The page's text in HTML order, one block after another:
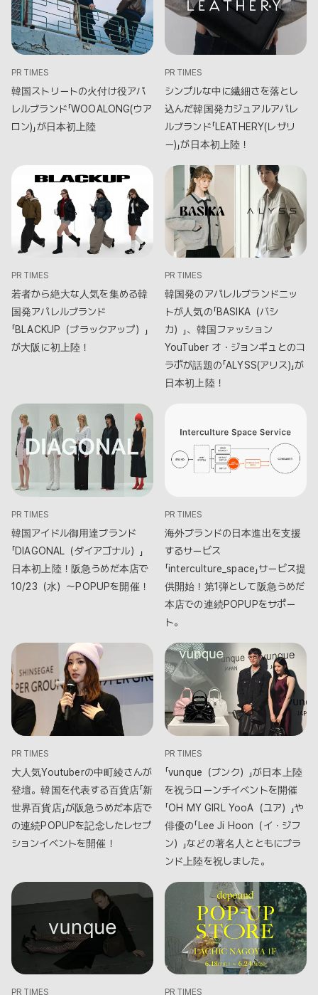
PR TIMES
韓国ストリートの火付け役アパ
レルブランド「WOOALONG(ウア
ロン)」が日本初上陸
PR TIMES
シンプルな中に繊細さを落とし
込んだ韓国発カジュアルアパレ
ルブランド「LEATHERY(レザリ
ー)」が日本初上陸！
PR TIMES
若者から絶大な人気を集める韓
国発アパレルブランド
「BLACKUP（ブラックアップ）」
が大阪に初上陸！
PR TIMES
韓国発のアパレルブランドニッ
トが人気の「BASIKA（バシ
カ）」、韓国ファッション
YouTuber オ・ジョンギュとのコ
ラボが話題の「ALYSS(アリス)」が
日本初上陸！
PR TIMES
韓国アイドル御用達ブランド
「DIAGONAL（ダイアゴナル）」
日本初上陸！阪急うめだ本店で
10/23（水）〜POPUPを開催！
PR TIMES
海外ブランドの日本進出を支援
するサービス
「interculture_space」サービス提
供開始！第1弾として阪急うめだ
本店での連続POPUPをサポー
ト。
PR TIMES
大人気Youtuberの中町綾さんが
登壇。韓国を代表する百貨店「新
世界百貨店」が阪急うめだ本店で
の連続POPUPを記念したレセプ
ションイベントを開催！
PR TIMES
「vunque（ブンク）」が日本上陸
を祝うローンチイベントを開催
「OH MY GIRL YooA（ユア）」や
俳優の「Lee Ji Hoon（イ・ジフ
ン）」などの著名人とともにブラ
ンド上陸を祝しました。
PR TIMES PR TIMES